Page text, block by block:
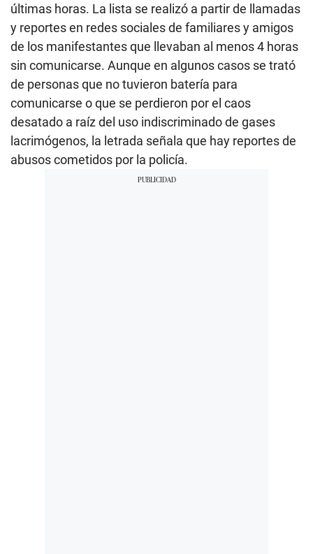
últimas horas. La lista se realizó a partir de llamadas
y reportes en redes sociales de familiares y amigos
de los manifestantes que llevaban al menos 4 horas
sin comunicarse. Aunque en algunos casos se trató
de personas que no tuvieron batería para
comunicarse o que se perdieron por el caos
desatado a raíz del uso indiscriminado de gases
lacrimógenos, la letrada señala que hay reportes de
abusos cometidos por la policía.